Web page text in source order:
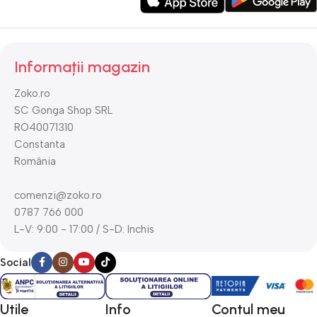
Informații magazin
Zoko.ro
SC Gonga Shop SRL
RO40071310
Constanta
România
comenzi@zoko.ro
0787 766 000
L-V: 9:00 - 17:00 / S-D: Inchis
Social
Utile Info Contul meu